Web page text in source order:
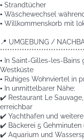
▪️ Strandtücher
▪️ Wäschewechsel
▪️ Willkommenskorb mit
📍 UMGEBUNG /
▪️ In Saint-Gilles-les-
Westküste
▪️ Ruhiges Wohnviertel in
▪️ In unmittelbarer Nähe:
✔️ Restaurant Le
erreichbar
✔️ Yachthafen und
✔️ Bäckerei 5 Gehminuten
✔️ Aquarium und